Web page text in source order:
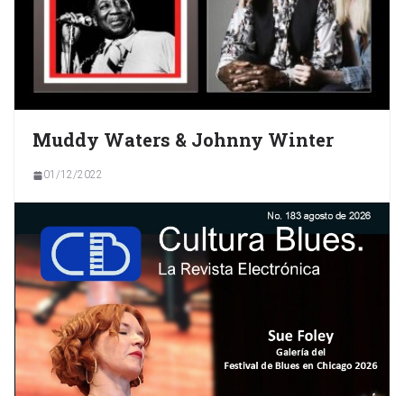
Muddy Waters & Johnny Winter
01/12/2022